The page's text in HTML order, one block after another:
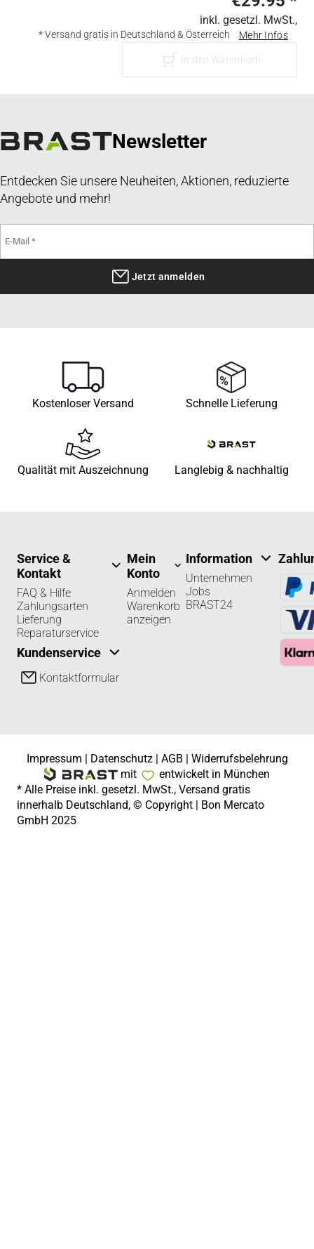
inkl. gesetzl. MwSt.,
* Versand gratis in Deutschland & Österreich Mehr Infos
Newsletter
Entdecken Sie unsere Neuheiten, Aktionen, reduzierte
Angebote und mehr!
Jetzt anmelden
Kostenloser Versand Schnelle Lieferung
Qualität mit Auszeichnung Langlebig & nachhaltig
Service &
Kontakt
FAQ & Hilfe
Zahlungsarten
Lieferung
Reparaturservice
Kundenservice
Kontaktformular
Mein
Konto
Anmelden
Warenkorb
anzeigen
Information
Unternehmen
Jobs
BRAST24
Impressum | Datenschutz| AGB | Widerrufsbelehrung
mit
entwickelt in München
* Alle Preise inkl. gesetzl. MwSt., Versand gratis
innerhalb Deutschland, © Copyright | Bon Mercato
GmbH 2025